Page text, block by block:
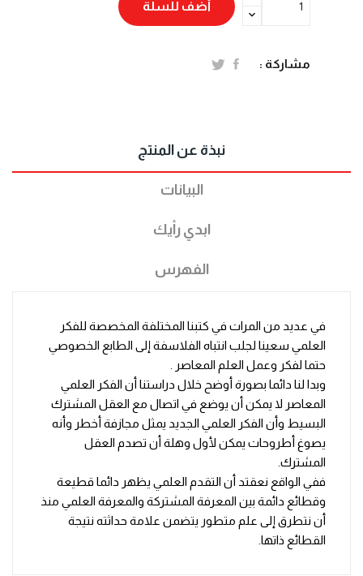
أضف للسلة
مشاركة :
نبذة عن المنتج
البيانات
ابدي رأيك
الفهرس
في عديد من المرات في كتبنا المختلفة المخصصة للفكر
العلمي سعينا لجلب انتباه الفلاسفة إلى الطابع الخصوصي
حتما لفكر وعمل العلم المعاصر .
وبدا لنا دائما بصورة أوضح خلال دراستنا أن الفكر العلمي
المعاصر لا يمكن أن يوضع في اتصال مع العقل المشترك
البسيط وأن الفكر العلمي الجديد يمثل مجازفة أخطر وأنه
يصوغ أطروحات يمكن لأول وهلة أن تصدم العقل
المشترك.
ففي الواقع نعقتد أن التقدم العلمي يظهر دائما قطيعة
وقطائع دائمة بين المعرفة المشتركة والمعرفة العلمي منذ
أن نتطرق إلى علم متطور يتضمن علامة حداثته نتيجة
القطائع ذاتها.